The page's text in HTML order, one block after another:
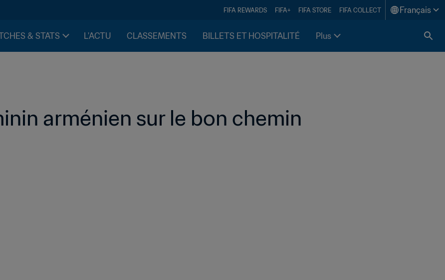
FIFA REWARDS FIFA+ FIFA STORE FIFA COLLECT Français
& STATS L'ACTU CLASSEMENTS BILLETS ET HOSPITALITÉ Plus
arménien sur le bon chemin